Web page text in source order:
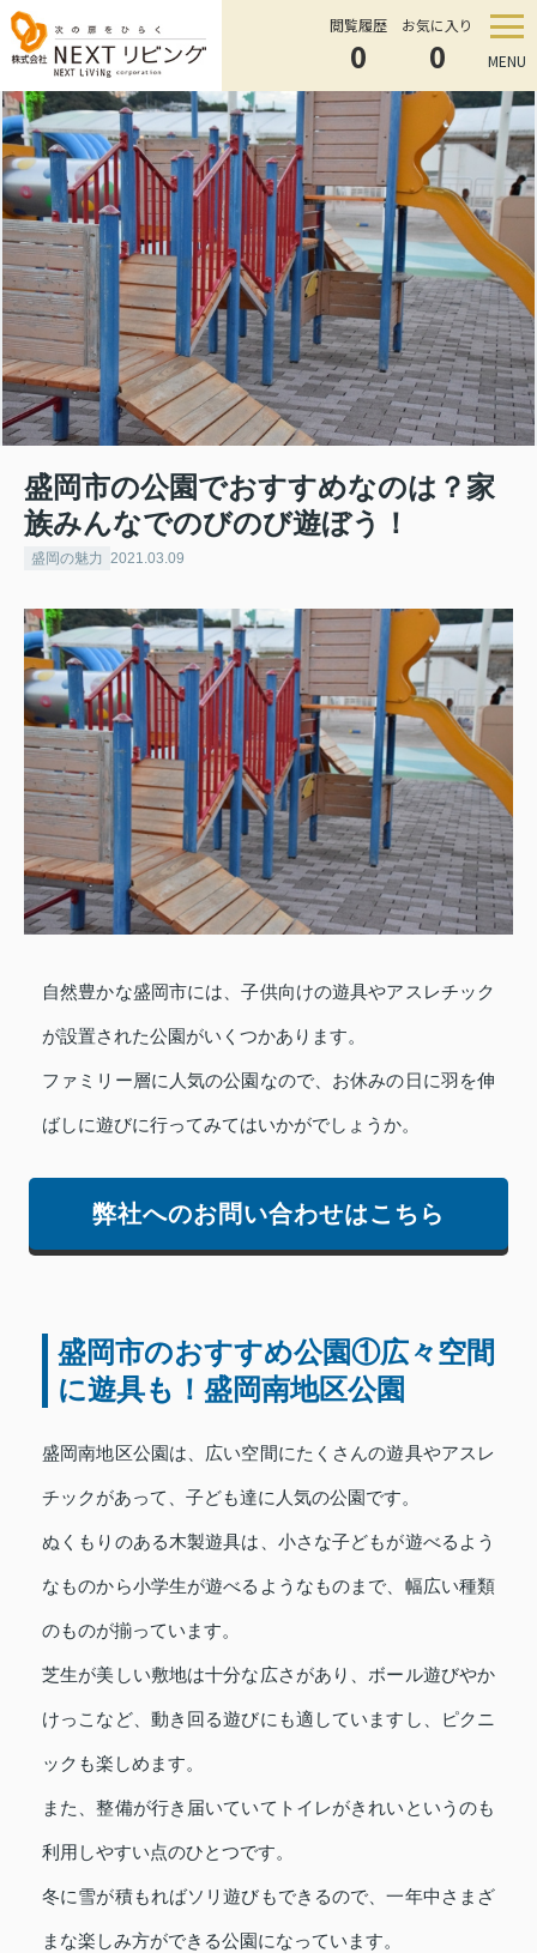
閲覧履歴
0
お気に入り
0 MENU
盛岡市の公園でおすすめなのは？家
族みんなでのびのび遊ぼう！
盛岡の魅力 2021.03.09
自然豊かな盛岡市には、子供向けの遊具やアスレチック
が設置された公園がいくつかあります。
ファミリー層に人気の公園なので、お休みの日に羽を伸
ばしに遊びに行ってみてはいかがでしょうか。
弊社へのお問い合わせはこちら
盛岡市のおすすめ公園①広々空間
に遊具も！盛岡南地区公園
盛岡南地区公園は、広い空間にたくさんの遊具やアスレ
チックがあって、子ども達に人気の公園です。
ぬくもりのある木製遊具は、小さな子どもが遊べるよう
なものから小学生が遊べるようなものまで、幅広い種類
のものが揃っています。
芝生が美しい敷地は十分な広さがあり、ボール遊びやか
けっこなど、動き回る遊びにも適していますし、ピクニ
ックも楽しめます。
また、整備が行き届いていてトイレがきれいというのも
利用しやすい点のひとつです。
冬に雪が積もればソリ遊びもできるので、一年中さまざ
まな楽しみ方ができる公園になっています。